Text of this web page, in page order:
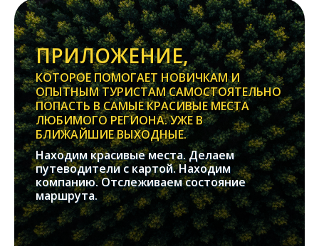
ПРИЛОЖЕНИЕ,
КОТОРОЕ ПОМОГАЕТ НОВИЧКАМ И
ОПЫТНЫМ ТУРИСТАМ САМОСТОЯТЕЛЬНО
ПОПАСТЬ В САМЫЕ КРАСИВЫЕ МЕСТА
ЛЮБИМОГО РЕГИОНА. УЖЕ В
БЛИЖАЙШИЕ ВЫХОДНЫЕ.
Находим красивые места. Делаем
путеводители с картой. Находим
компанию. Отслеживаем состояние
маршрута.